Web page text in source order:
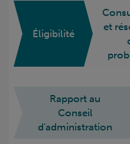
Éligibilité
et
Rapport au
Conseil
d'administration